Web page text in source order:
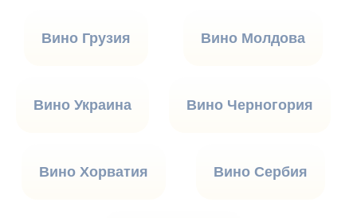
Вино Грузия Вино Молдова
Вино Украина Вино Черногория
Вино Хорватия Вино Сербия